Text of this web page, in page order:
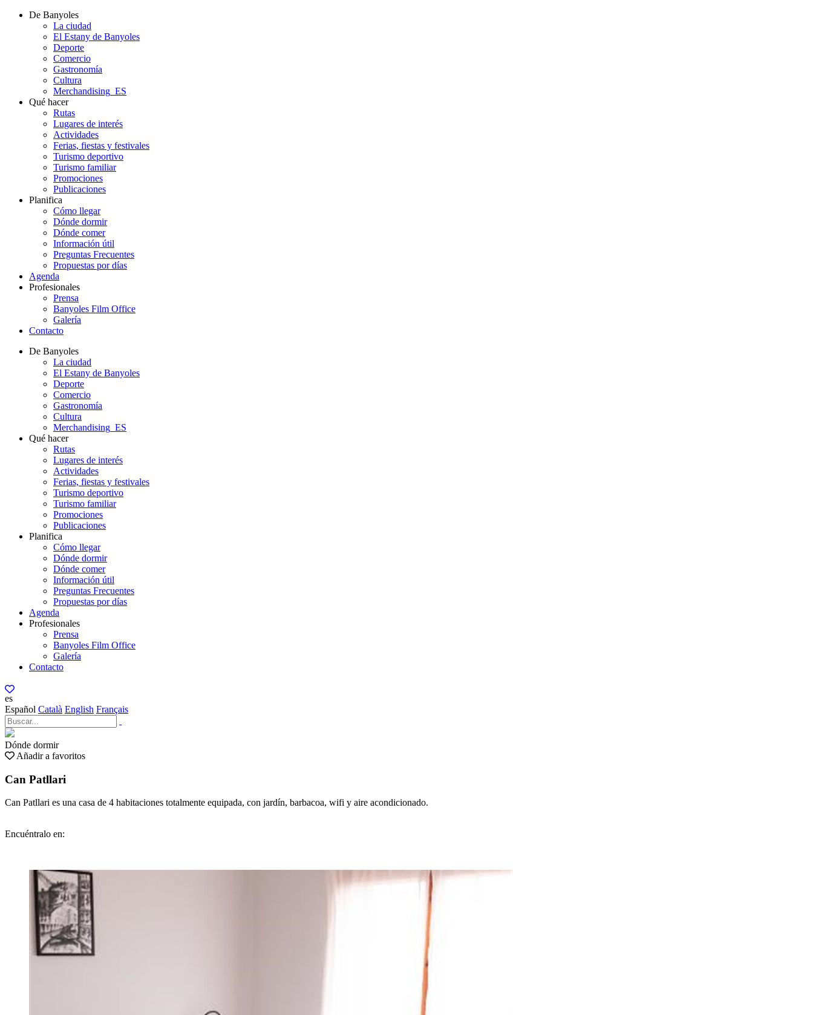
De Banyoles
La ciudad
El Estany de Banyoles
Deporte
Comercio
Gastronomía
Cultura
Merchandising_ES
Qué hacer
Rutas
Lugares de interés
Actividades
Ferias, fiestas y festivales
Turismo deportivo
Turismo familiar
Promociones
Publicaciones
Planifica
Cómo llegar
Dónde dormir
Dónde comer
Información útil
Preguntas Frecuentes
Propuestas por días
Agenda
Profesionales
Prensa
Banyoles Film Office
Galería
Contacto
De Banyoles
La ciudad
El Estany de Banyoles
Deporte
Comercio
Gastronomía
Cultura
Merchandising_ES
Qué hacer
Rutas
Lugares de interés
Actividades
Ferias, fiestas y festivales
Turismo deportivo
Turismo familiar
Promociones
Publicaciones
Planifica
Cómo llegar
Dónde dormir
Dónde comer
Información útil
Preguntas Frecuentes
Propuestas por días
Agenda
Profesionales
Prensa
Banyoles Film Office
Galería
Contacto
es
Español Català English Français
Dónde dormir
Añadir a favoritos
Can Patllari
Can Patllari es una casa de 4 habitaciones totalmente equipada, con jardín, barbacoa, wifi y aire acondicionado.
Encuéntralo en: